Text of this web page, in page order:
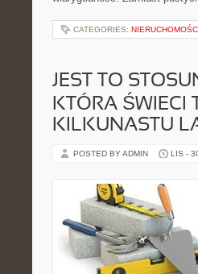
CATEGORIES:
JEST TO
KTÓRA ŚWIECI
KILKUNASTU
POSTED BY ADMIN LIS -